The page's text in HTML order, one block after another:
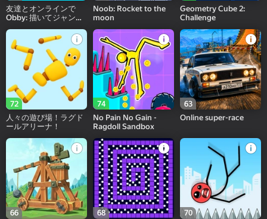
友達とオンラインで
Obby: 描いてジャンプ
Noob: Rocket to the
moon
Geometry Cube 2:
Challenge
72
人々の遊び場！ラグド
ールアリーナ！
74
No Pain No Gain -
Ragdoll Sandbox
63
Online super-race
66
68
70